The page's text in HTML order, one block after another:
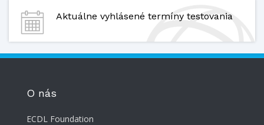
Aktuálne vyhlásené termíny testovania
O nás
ECDL Foundation